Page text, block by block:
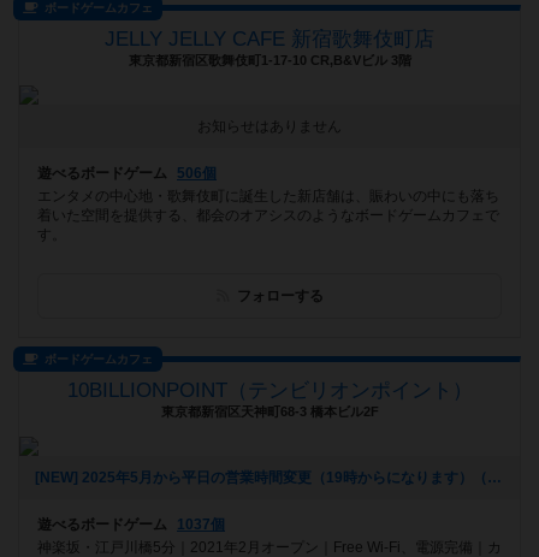
ボードゲームカフェ
JELLY JELLY CAFE 新宿歌舞伎町店
東京都新宿区歌舞伎町1-17-10 CR,B&Vビル 3階
お知らせはありません
遊べるボードゲーム
506個
エンタメの中心地・歌舞伎町に誕生した新店舗は、賑わいの中にも落ち
着いた空間を提供する、都会のオアシスのようなボードゲームカフェで
す。
フォローする
ボードゲームカフェ
10BILLIONPOINT（テンビリオンポイント）
東京都新宿区天神町68-3 橋本ビル2F
[NEW] 2025年5月から平日の営業時間変更（19時からになります）（2025年06月20日 16時25分）
遊べるボードゲーム
1037個
神楽坂・江戸川橋5分｜2021年2月オープン｜Free Wi-Fi、電源完備｜カ